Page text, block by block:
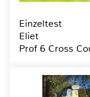
Einzeltest
Eliet
Prof 6 Cross